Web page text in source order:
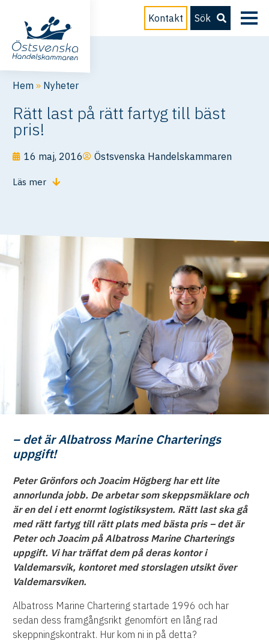
Kontakt Sök
Hem » Nyheter
Rätt last på rätt fartyg till bäst
pris!
16 maj, 2016 Östsvenska Handelskammaren
Läs mer
– det är Albatross Marine Charterings
uppgift!
Peter Grönfors och Joacim Högberg har ett lite
annorlunda jobb. De arbetar som skeppsmäklare och
är en del i ett enormt logistiksystem. Rätt last ska gå
med rätt fartyg till rätt plats med bästa pris – det är
Peter och Joacim på Albatross Marine Charterings
uppgift. Vi har träffat dem på deras kontor i
Valdemarsvik, kontoret med storslagen utsikt över
Valdemarsviken.
Albatross Marine Chartering startade 1996 och har
sedan dess framgångsrikt genomfört en lång rad
skeppningskontrakt. Hur kom ni in på detta?